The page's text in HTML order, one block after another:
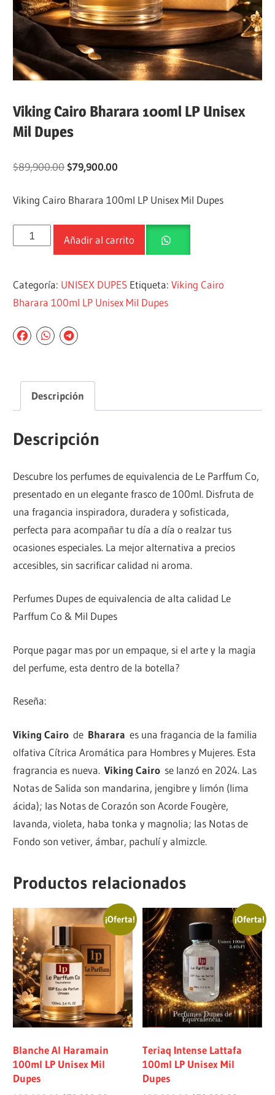
Viking Cairo Bharara 100ml LP Unisex
Mil Dupes
$89,900.00$79,900.00
Viking Cairo Bharara 100ml LP Unisex Mil Dupes
Añadir al carrito
Categoría: UNISEX DUPES Etiqueta:Viking Cairo
Bharara 100ml LP Unisex Mil Dupes
Descripción
Descripción
Descubre los perfumes de equivalencia de Le Parffum Co,
presentado en un elegante frasco de 100ml. Disfruta de
una fragancia inspiradora, duradera y sofisticada,
perfecta para acompañar tu día a día o realzar tus
ocasiones especiales. La mejor alternativa a precios
accesibles, sin sacrificar calidad ni aroma.
Perfumes Dupes de equivalencia de alta calidad Le
Parffum Co & Mil Dupes
Porque pagar mas por un empaque, si el arte y la magia
del perfume, esta dentro de la botella?
Reseña:
Viking Cairo de Bharara es una fragancia de la familia
olfativa Cítrica Aromática para Hombres y Mujeres. Esta
fragrancia es nueva.Viking Cairo se lanzó en 2024. Las
Notas de Salida son mandarina, jengibre y limón (lima
ácida); las Notas de Corazón son Acorde Fougère,
lavanda, violeta, haba tonka y magnolia; las Notas de
Fondo son vetiver, ámbar, pachulí y almizcle.
Productos relacionados
¡Oferta!
Blanche Al Haramain
100ml LP Unisex Mil
Dupes
¡Oferta!
Teriaq Intense Lattafa
100ml LP Unisex Mil
Dupes